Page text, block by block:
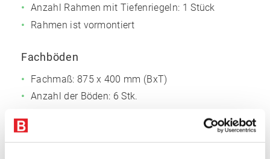
Anzahl Rahmen mit Tiefenriegeln: 1 Stück
Rahmen ist vormontiert
Fachböden
Fachmaß: 875 x 400 mm (BxT)
Anzahl der Böden: 6 Stk.